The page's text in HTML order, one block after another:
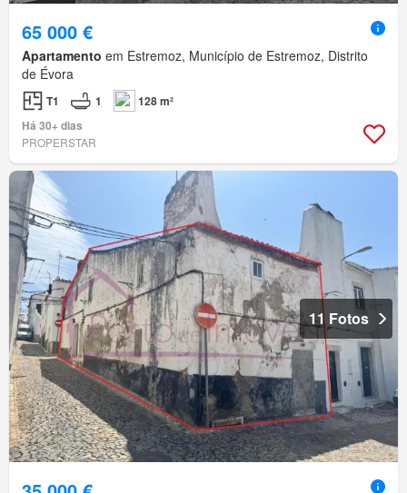
65 000 €
Apartamento em Estremoz, Município de Estremoz, Distrito
de Évora
T1 1
128 m²
Há 30+ dias
PROPERSTAR
11 Fotos